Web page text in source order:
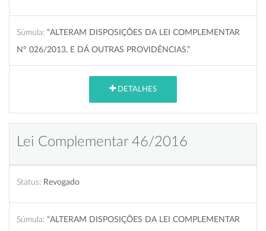
Súmula: “ALTERAM DISPOSIÇÕES DA LEI COMPLEMENTAR
Nº 026/2013, E DÁ OUTRAS PROVIDÊNCIAS.”
DETALHES
Lei Complementar 46/2016
Status: Revogado
Súmula: “ALTERAM DISPOSIÇÕES DA LEI COMPLEMENTAR